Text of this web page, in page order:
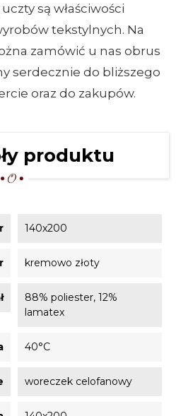
są właściwości
tekstylnych. Na
zamówić u nas obrus
serdecznie do bliższego
oraz do zakupów.
produktu
140x200
kremowo złoty
88% poliester, 12%
lamatex
40°C
woreczek celofanowy